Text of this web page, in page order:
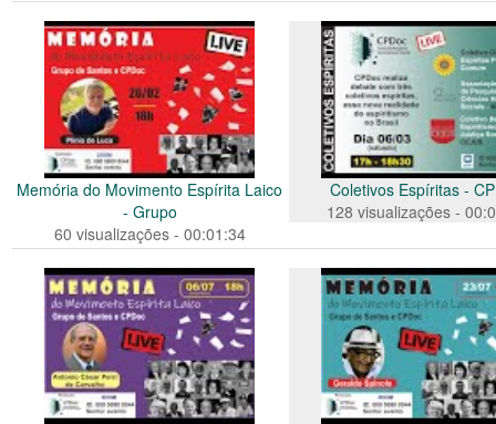
Memória do Movimento Espírita Laico
- Grupo
60 visualizações - 00:01:34
Coletivos Espíritas -
128 visualizações -